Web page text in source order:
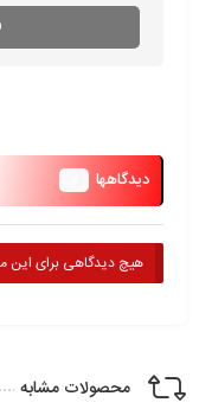
دیدگاهها
هیچ دیدگاهی برای
محصولات مشابه